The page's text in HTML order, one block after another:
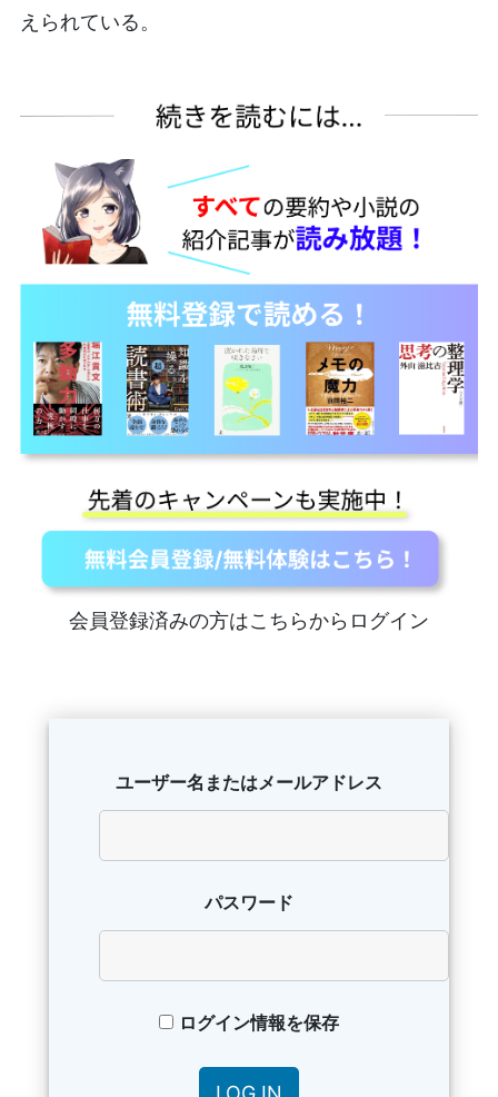
えられている。
会員登録済みの方はこちらからログイン
ユーザー名またはメールアドレス
パスワード
ログイン情報を保存